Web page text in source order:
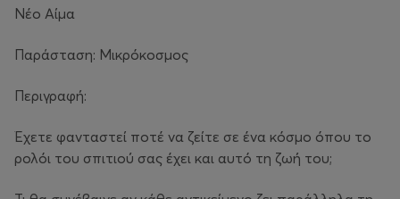
Νέο Αίμα
Παράσταση: Μικρόκοσμος
Περιγραφή:
Έχετε φανταστεί ποτέ να ζείτε σε ένα κόσμο όπου το
ρολόι του σπιτιού σας έχει και αυτό τη ζωή του;